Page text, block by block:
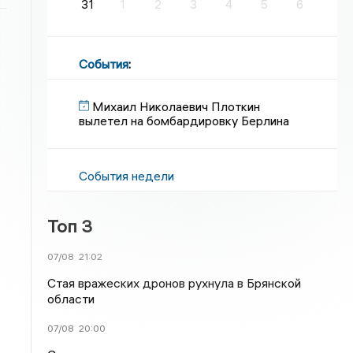
31 1 2 3 4 5 6
События:
Михаил Николаевич Плоткин
вылетел на бомбардировку Берлина
События недели
Топ 3
07/08 21:02
Стая вражеских дронов рухнула в Брянской
области
07/08 20:00